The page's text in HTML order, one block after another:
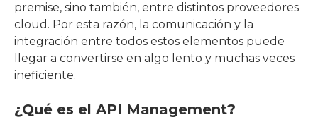
premise, sino también, entre distintos proveedores
cloud. Por esta razón, la comunicación y la
integración entre todos estos elementos puede
llegar a convertirse en algo lento y muchas veces
ineficiente.
¿Qué es el API Management?